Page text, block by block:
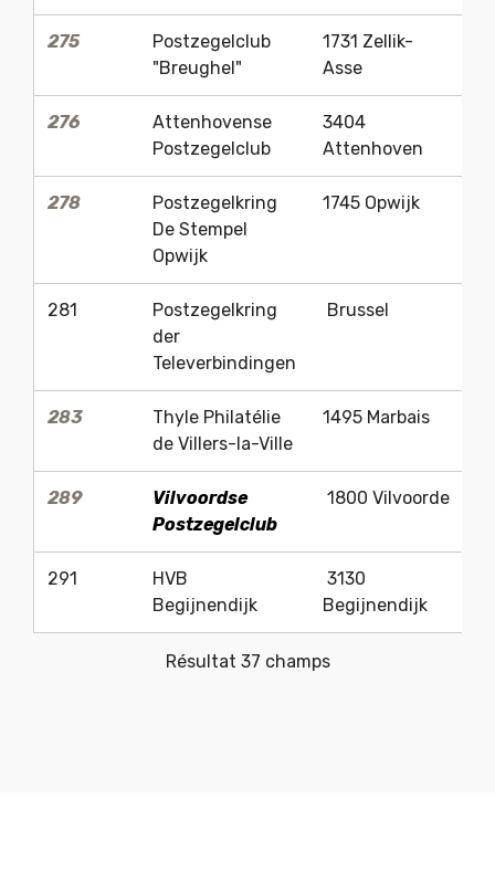
275
Postzegelclub
"Breughel"
1731 Zellik-
Asse
276
Attenhovense
Postzegelclub
3404
Attenhoven
278
Postzegelkring
De Stempel
Opwijk
1745 Opwijk
281
Postzegelkring
der
Televerbindingen
Brussel
283
Thyle Philatélie
de Villers-la-Ville
1495 Marbais
289
Vilvoordse
Postzegelclub
1800 Vilvoorde
291
HVB
Begijnendijk
3130
Begijnendijk
Résultat 37 champs